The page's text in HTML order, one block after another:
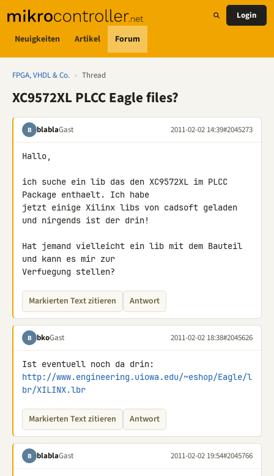
Neuigkeiten Artikel Forum
Login
FPGA, VHDL & Co. › Thread
XC9572XL PLCC Eagle files?
B blablaGast 2011-02-02 14:39#2045273
Hallo,
ich suche ein lib das den XC9572XL im PLCC
Package enthaelt. Ich habe
jetzt einige Xilinx libs von cadsoft geladen
und nirgends ist der drin!
Hat jemand vielleicht ein lib mit dem Bauteil
und kann es mir zur
Verfuegung stellen?
Markierten Text zitieren Antwort
B bkoGast 2011-02-02 18:38#2045626
http://www.engineering.uiowa.edu/~eshop/Eagle/l
br/XILINX.lbr
Markierten Text zitieren Antwort
B blablaGast 2011-02-02 19:54#2045766